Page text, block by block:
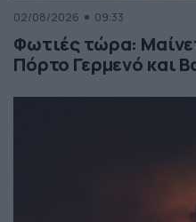
02/08/2026 09:33
Φωτιές τώρα:
Πόρτο Γερμενό και